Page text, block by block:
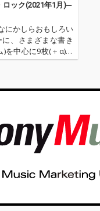
ロック(2021年1月)─
にかしらおもしろい
、さまざまな書き
を中心に9枚(＋α)の
コーナーです(時に